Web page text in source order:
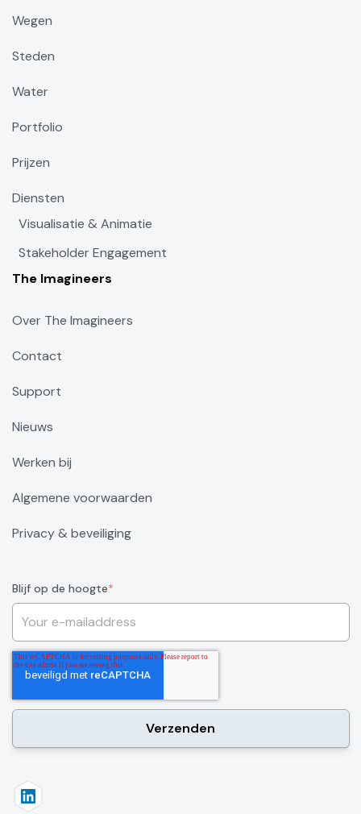
Blijf op de hoogte*
Wegen
Steden
Water
Portfolio
Prijzen
Diensten
Visualisatie & Animatie
Stakeholder Engagement
The Imagineers
Over The Imagineers
Contact
Support
Nieuws
Werken bij
Algemene voorwaarden
Privacy & beveiliging